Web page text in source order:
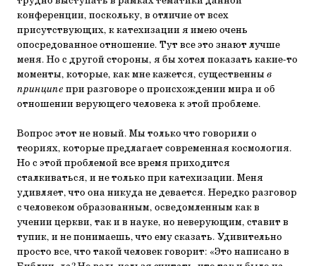
конференции, поскольку, в отличие от всех
присутствующих, к катехизации я имею очень
опосредованное отношение. Тут все это знают лучше
меня. Но с другой стороны, я бы хотел показать какие-то
моменты, которые, как мне кажется, существенныв
принципепри разговоре о происхождении мира и об
отношении верующего человека к этой проблеме.
Вопрос этот не новый. Мы только что говорили о
теориях, которые предлагает современная космология.
Но с этой проблемой все время приходится
сталкиваться, и не только при катехизации. Меня
удивляет, что она никуда не девается. Нередко разговор
с человеком образованным, осведомленным как в
учении церкви, так и в науке, но неверующим, ставит в
тупик, и не понимаешь, что ему сказать. Удивительно
просто все, что такой человек говорит: «Это написано в